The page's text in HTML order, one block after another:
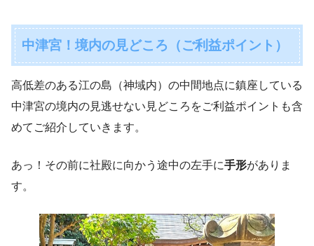
中津宮！境内の見どころ（ご利益ポイント）
高低差のある江の島（神域内）の中間地点に鎮座している
中津宮の境内の見逃せない見どころをご利益ポイントも含
めてご紹介していきます。
あっ！その前に社殿に向かう途中の左手に手形がありま
す。